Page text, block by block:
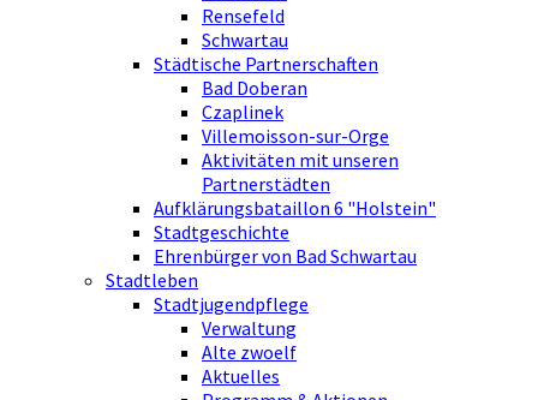
Rensefeld
Schwartau
Städtische Partnerschaften
Bad Doberan
Czaplinek
Villemoisson-sur-Orge
Aktivitäten mit unseren
Partnerstädten
Aufklärungsbataillon 6 "Holstein"
Stadtgeschichte
Ehrenbürger von Bad Schwartau
Stadtleben
Stadtjugendpflege
Verwaltung
Alte zwoelf
Aktuelles